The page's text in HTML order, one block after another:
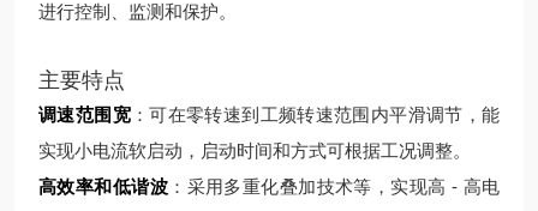
进行控制、监测和保护。
主要特点
调速范围宽：可在零转速到工频转速范围内平滑调节，能
实现小电流软启动，启动时间和方式可根据工况调整。
高效率和低谐波 ：采用多重化叠加技术等，实现高 - 高电